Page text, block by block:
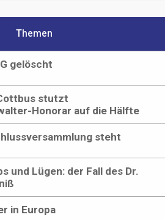
Themen
gelöscht
stutzt
Honorar auf die Hälfte
steht
und Lügen: der Fall des Dr.
in Europa